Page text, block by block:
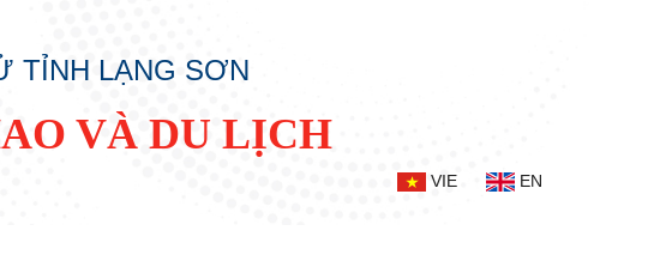
TỈNH LẠNG SƠN
VÀ DU LỊCH
VIE EN